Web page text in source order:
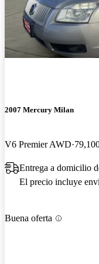
2007 Mercury Milan
V6 Premier AWD
Entrega a domicilio
El precio incluye
Buena oferta